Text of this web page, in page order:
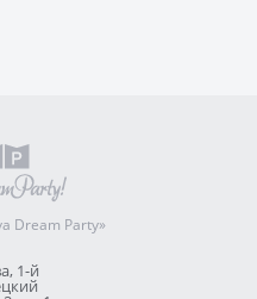
Dream Party»
1-й